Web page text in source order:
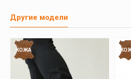
Другие модели
КОЖА